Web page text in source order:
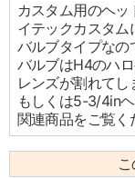
カスタム用のヘ
イテックカスタム
バルブタイプなの
バルブはH4のハロ
レンズが割れてし
もしくは5-3/4in
関連商品をご覧く